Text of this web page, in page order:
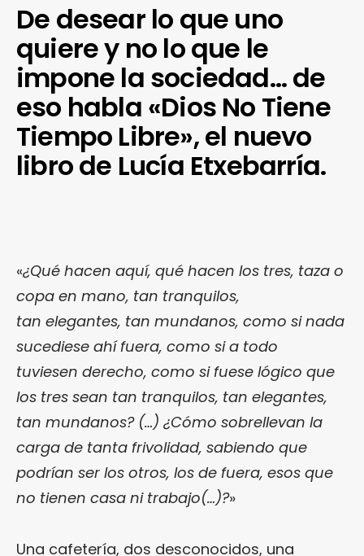
De desear lo que uno
quiere y no lo que le
impone la sociedad… de
eso habla «Dios No Tiene
Tiempo Libre», el nuevo
libro de Lucía Etxebarría.
«¿Qué hacen aquí, qué hacen los tres, taza o
copa en mano, tan tranquilos,
tan elegantes, tan mundanos, como si nada
sucediese ahí fuera, como si a todo
tuviesen derecho, como si fuese lógico que
los tres sean tan tranquilos, tan elegantes,
tan mundanos? (…) ¿Cómo sobrellevan la
carga de tanta frivolidad, sabiendo que
podrían ser los otros, los de fuera, esos que
no tienen casa ni trabajo(…)?»
Una cafetería, dos desconocidos, una